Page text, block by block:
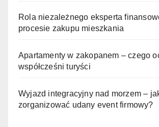
Rola niezależnego eksperta
procesie zakupu mieszkania
Apartamenty w zakopanem – czego
współcześni turyści
Wyjazd integracyjny nad morzem –
zorganizować udany event firmowy?